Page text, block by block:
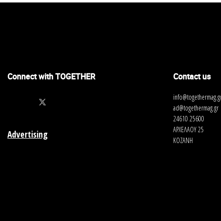
Connect with TOGETHER
Advertising
Contact us
ad@togethermag.gr
24610 25600
ΑΡΧΕΛΑΟΥ 25
ΚΟΖΑΝΗ